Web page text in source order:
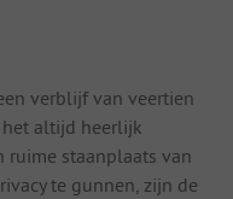
verblijf van veertien
het altijd heerlijk
ruime staanplaats van
te gunnen, zijn de